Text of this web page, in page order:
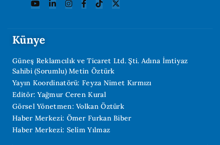
Künye
Güneş Reklamcılık ve Ticaret Ltd. Şti. Adına İmtiyaz
Sahibi (Sorumlu) Metin Öztürk
Yayın Koordinatörü: Feyza Nimet Kırmızı
Editör: Yağmur Ceren Kural
Görsel Yönetmen: Volkan Öztürk
Haber Merkezi: Ömer Furkan Biber
Haber Merkezi: Selim Yılmaz